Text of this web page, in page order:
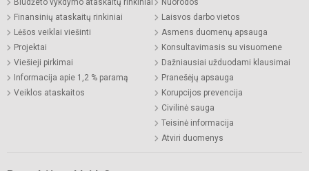
Biudžeto vykdymo ataskaitų rinkiniai
Finansinių ataskaitų rinkiniai
Lėšos veiklai viešinti
Projektai
Viešieji pirkimai
Informacija apie 1,2 % paramą
Veiklos ataskaitos
Nuorodos
Laisvos darbo vietos
Asmens duomenų apsauga
Konsultavimasis su visuomene
Dažniausiai užduodami klausimai
Pranešėjų apsauga
Korupcijos prevencija
Civilinė sauga
Teisinė informacija
Atviri duomenys